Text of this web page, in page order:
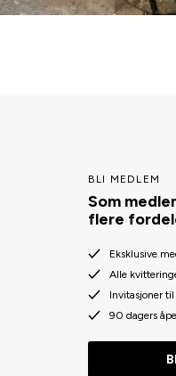
BLI MEDLEM
Som
flere
Eksklusive
Alle
Invitasjoner
90 dagers